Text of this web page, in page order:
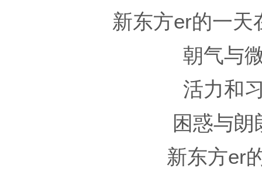
新东方er的一
朝气与
活力和
困惑与朗
新东方er